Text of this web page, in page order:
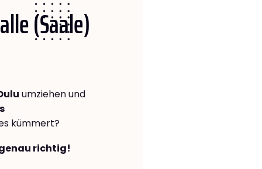
(Saale)
umziehen und
kümmert?
richtig!